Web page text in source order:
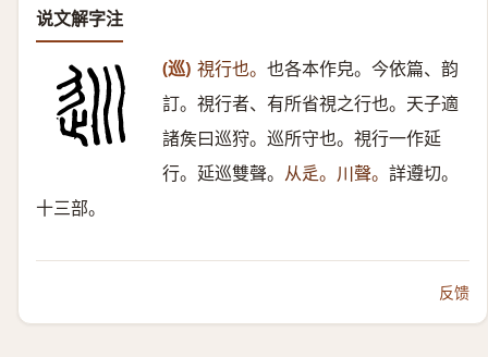
说文解字注
(巡) 視行也。 也各本作皃。今依篇、韵
訂。視行者、有所省視之行也。天子適
諸矦曰巡狩。巡所守也。視行一作延
行。延巡雙聲。 从辵。川聲。 詳遵切。
十三部。
反馈